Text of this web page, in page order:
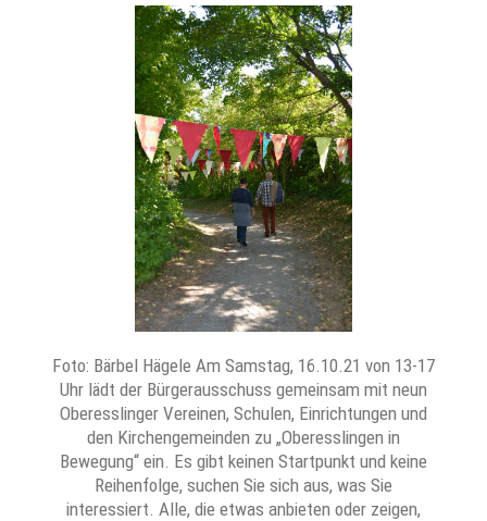
Foto: Bärbel Hägele Am Samstag, 16.10.21 von 13-17
Uhr lädt der Bürgerausschuss gemeinsam mit neun
Oberesslinger Vereinen, Schulen, Einrichtungen und
den Kirchengemeinden zu „Oberesslingen in
Bewegung“ ein. Es gibt keinen Startpunkt und keine
Reihenfolge, suchen Sie sich aus, was Sie
interessiert. Alle, die etwas anbieten oder zeigen,